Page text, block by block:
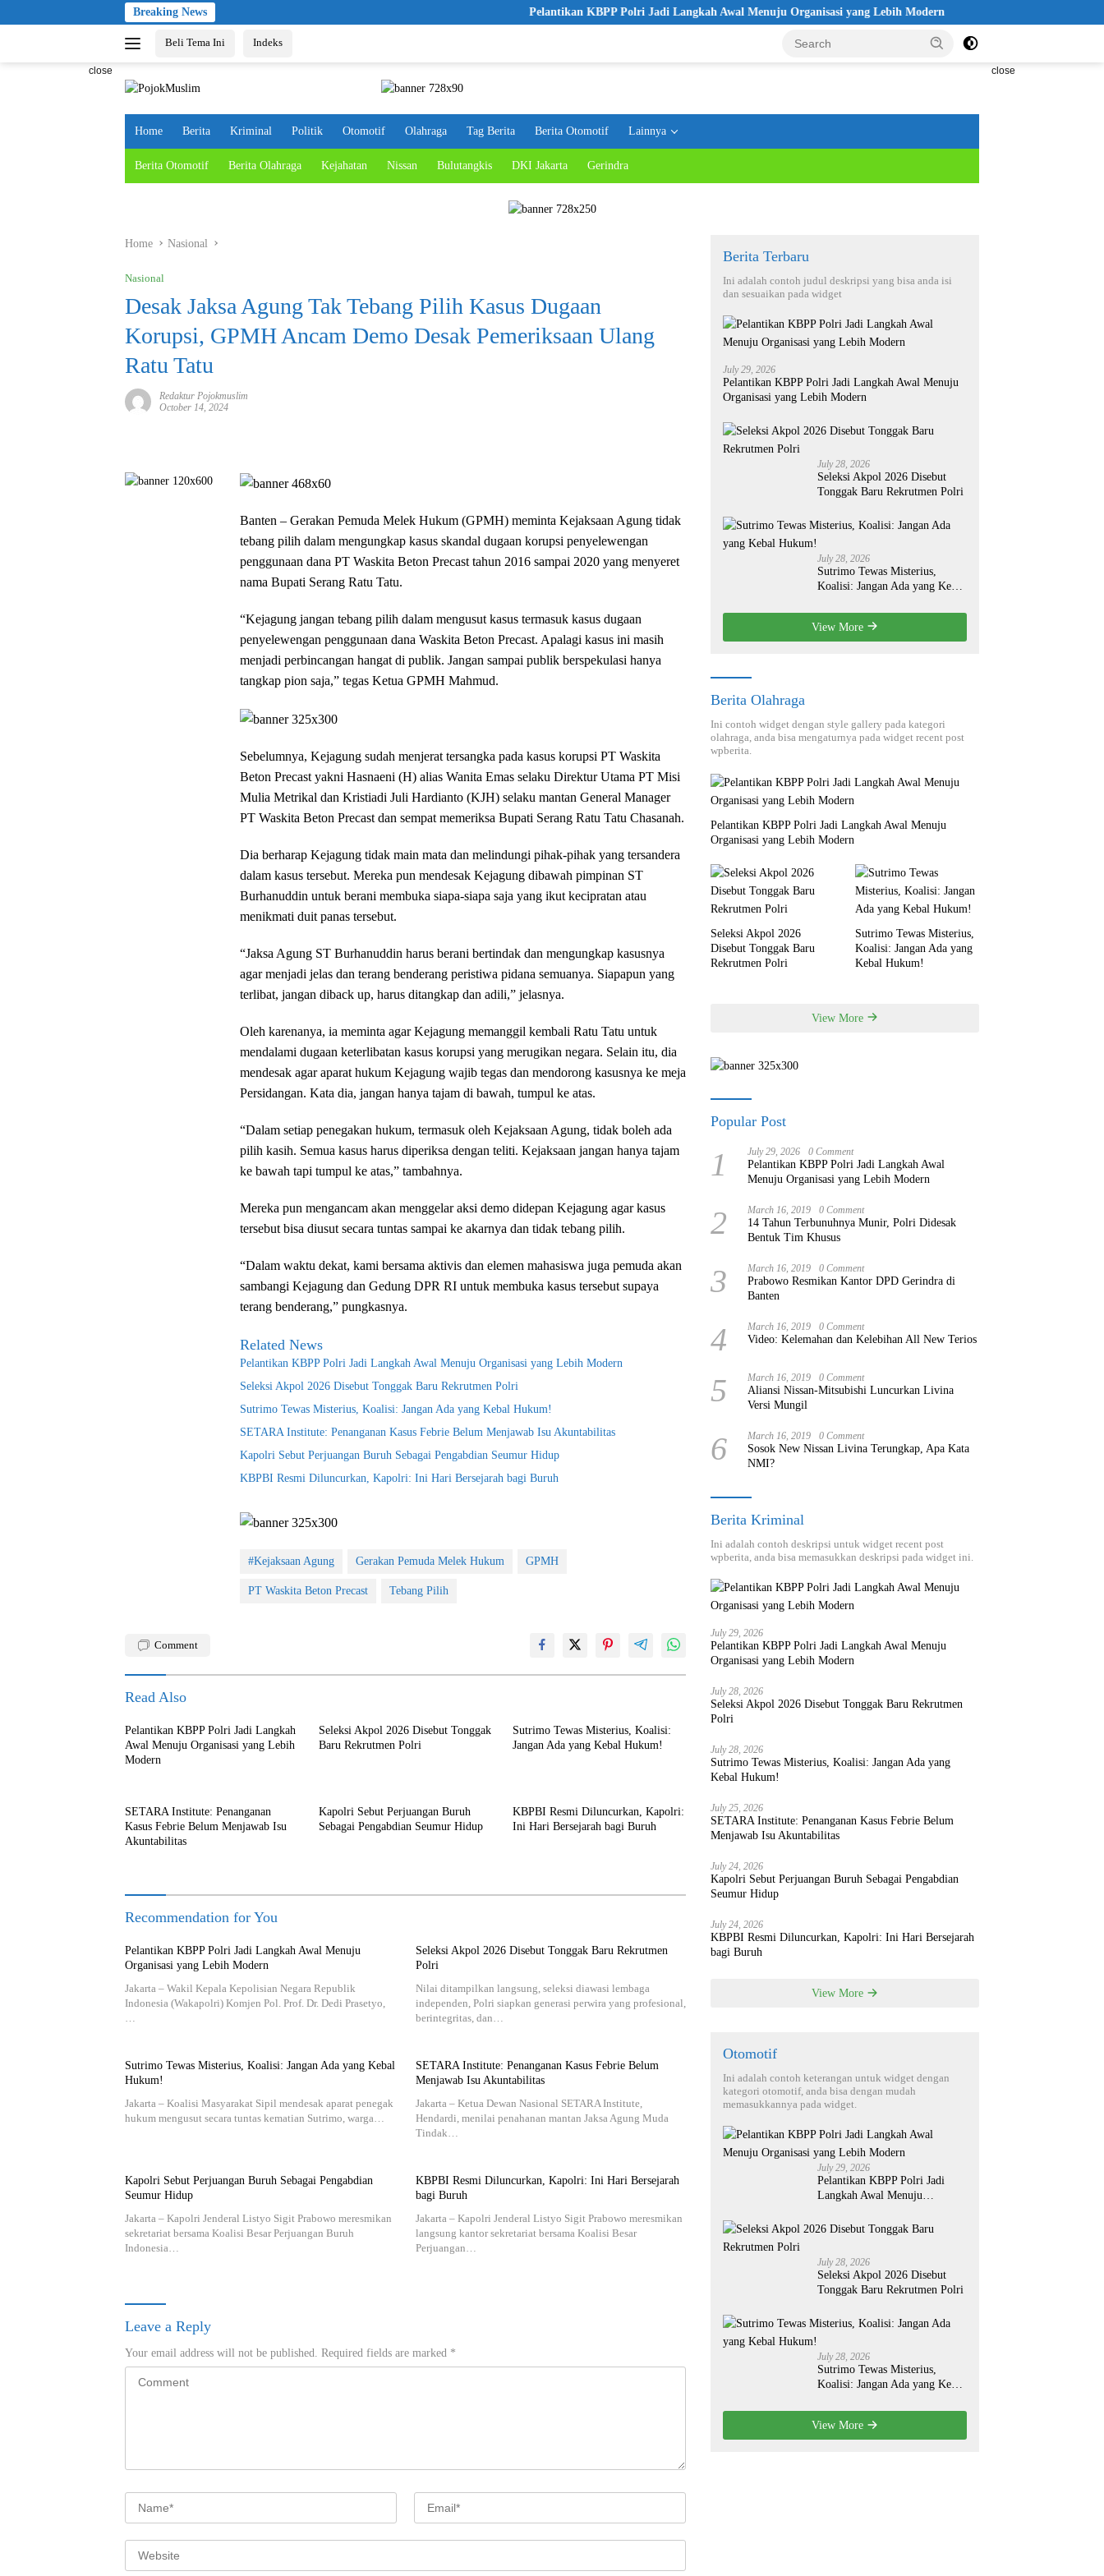
to
Breaking News Pelantikan KBPP Polri Jadi Langkah Awal Menuju Organisasi yang Lebih Modern
Beli Tema Ini Indeks
close close
Home Berita Kriminal Politik Otomotif Olahraga Tag Berita Berita Otomotif Lainnya
Berita Otomotif Berita Olahraga Kejahatan Nissan Bulutangkis DKI Jakarta Gerindra
Home Nasional
Nasional
Desak Jaksa Agung Tak Tebang Pilih Kasus Dugaan
Korupsi, GPMH Ancam Demo Desak Pemeriksaan Ulang
Ratu Tatu
Redaktur Pojokmuslim
October 14, 2024
Banten – Gerakan Pemuda Melek Hukum (GPMH) meminta Kejaksaan Agung tidak
tebang pilih dalam mengungkap kasus skandal dugaan korupsi penyelewengan
penggunaan dana PT Waskita Beton Precast tahun 2016 sampai 2020 yang menyeret
nama Bupati Serang Ratu Tatu.
“Kejagung jangan tebang pilih dalam mengusut kasus termasuk kasus dugaan
penyelewengan penggunaan dana Waskita Beton Precast. Apalagi kasus ini masih
menjadi perbincangan hangat di publik. Jangan sampai publik berspekulasi hanya
tangkap pion saja,” tegas Ketua GPMH Mahmud.
Sebelumnya, Kejagung sudah menjerat tersangka pada kasus korupsi PT Waskita
Beton Precast yakni Hasnaeni (H) alias Wanita Emas selaku Direktur Utama PT Misi
Mulia Metrikal dan Kristiadi Juli Hardianto (KJH) selaku mantan General Manager
PT Waskita Beton Precast dan sempat memeriksa Bupati Serang Ratu Tatu Chasanah.
Dia berharap Kejagung tidak main mata dan melindungi pihak-pihak yang tersandera
dalam kasus tersebut. Mereka pun mendesak Kejagung dibawah pimpinan ST
Burhanuddin untuk berani membuka siapa-siapa saja yang ikut kecipratan atau
menikmati duit panas tersebut.
“Jaksa Agung ST Burhanuddin harus berani bertindak dan mengungkap kasusnya
agar menjadi jelas dan terang benderang peristiwa pidana semuanya. Siapapun yang
terlibat, jangan diback up, harus ditangkap dan adili,” jelasnya.
Oleh karenanya, ia meminta agar Kejagung memanggil kembali Ratu Tatu untuk
mendalami dugaan keterlibatan kasus korupsi yang merugikan negara. Selain itu, dia
mendesak agar aparat hukum Kejagung wajib tegas dan mendorong kasusnya ke meja
Persidangan. Kata dia, jangan hanya tajam di bawah, tumpul ke atas.
“Dalam setiap penegakan hukum, termasuk oleh Kejaksaan Agung, tidak boleh ada
pilih kasih. Semua kasus harus diperiksa dengan teliti. Kejaksaan jangan hanya tajam
ke bawah tapi tumpul ke atas,” tambahnya.
Mereka pun mengancam akan menggelar aksi demo didepan Kejagung agar kasus
tersebut bisa diusut secara tuntas sampai ke akarnya dan tidak tebang pilih.
“Dalam waktu dekat, kami bersama aktivis dan elemen mahasiswa juga pemuda akan
sambangi Kejagung dan Gedung DPR RI untuk membuka kasus tersebut supaya
terang benderang,” pungkasnya.
Related News
Pelantikan KBPP Polri Jadi Langkah Awal Menuju Organisasi yang Lebih Modern
Seleksi Akpol 2026 Disebut Tonggak Baru Rekrutmen Polri
Sutrimo Tewas Misterius, Koalisi: Jangan Ada yang Kebal Hukum!
SETARA Institute: Penanganan Kasus Febrie Belum Menjawab Isu Akuntabilitas
Kapolri Sebut Perjuangan Buruh Sebagai Pengabdian Seumur Hidup
KBPBI Resmi Diluncurkan, Kapolri: Ini Hari Bersejarah bagi Buruh
#Kejaksaan Agung Gerakan Pemuda Melek Hukum GPMH
PT Waskita Beton Precast Tebang Pilih
Comment
Read Also
Pelantikan KBPP Polri Jadi Langkah
Awal Menuju Organisasi yang Lebih
Modern
Seleksi Akpol 2026 Disebut Tonggak
Baru Rekrutmen Polri
Sutrimo Tewas Misterius, Koalisi:
Jangan Ada yang Kebal Hukum!
SETARA Institute: Penanganan
Kasus Febrie Belum Menjawab Isu
Akuntabilitas
Kapolri Sebut Perjuangan Buruh
Sebagai Pengabdian Seumur Hidup
KBPBI Resmi Diluncurkan, Kapolri:
Ini Hari Bersejarah bagi Buruh
Recommendation for You
Pelantikan KBPP Polri Jadi Langkah Awal Menuju
Organisasi yang Lebih Modern
Jakarta – Wakil Kepala Kepolisian Negara Republik
Indonesia (Wakapolri) Komjen Pol. Prof. Dr. Dedi Prasetyo,
…
Seleksi Akpol 2026 Disebut Tonggak Baru Rekrutmen
Polri
Nilai ditampilkan langsung, seleksi diawasi lembaga
independen, Polri siapkan generasi perwira yang profesional,
berintegritas, dan…
Sutrimo Tewas Misterius, Koalisi: Jangan Ada yang Kebal
Hukum!
Jakarta – Koalisi Masyarakat Sipil mendesak aparat penegak
hukum mengusut secara tuntas kematian Sutrimo, warga…
SETARA Institute: Penanganan Kasus Febrie Belum
Menjawab Isu Akuntabilitas
Jakarta – Ketua Dewan Nasional SETARA Institute,
Hendardi, menilai penahanan mantan Jaksa Agung Muda
Tindak…
Kapolri Sebut Perjuangan Buruh Sebagai Pengabdian
Seumur Hidup
Jakarta – Kapolri Jenderal Listyo Sigit Prabowo meresmikan
sekretariat bersama Koalisi Besar Perjuangan Buruh
Indonesia…
KBPBI Resmi Diluncurkan, Kapolri: Ini Hari Bersejarah
bagi Buruh
Jakarta – Kapolri Jenderal Listyo Sigit Prabowo meresmikan
langsung kantor sekretariat bersama Koalisi Besar
Perjuangan…
Leave a Reply
Your email address will not be published. Required fields are marked *
Berita Terbaru
Ini adalah contoh judul deskripsi yang bisa anda isi
dan sesuaikan pada widget
July 29, 2026
Pelantikan KBPP Polri Jadi Langkah Awal Menuju
Organisasi yang Lebih Modern
July 28, 2026
Seleksi Akpol 2026 Disebut
Tonggak Baru Rekrutmen Polri
July 28, 2026
Sutrimo Tewas Misterius,
Koalisi: Jangan Ada yang Kebal
View More
Berita Olahraga
Ini contoh widget dengan style gallery pada kategori
olahraga, anda bisa mengaturnya pada widget recent post
wpberita.
Pelantikan KBPP Polri Jadi Langkah Awal Menuju
Organisasi yang Lebih Modern
Seleksi Akpol 2026
Disebut Tonggak Baru
Rekrutmen Polri
Sutrimo Tewas Misterius,
Koalisi: Jangan Ada yang
Kebal Hukum!
View More
Popular Post
1 July 29, 2026 0 Comment
Pelantikan KBPP Polri Jadi Langkah Awal
Menuju Organisasi yang Lebih Modern
2 March 16, 2019 0 Comment
14 Tahun Terbunuhnya Munir, Polri Didesak
Bentuk Tim Khusus
3 March 16, 2019 0 Comment
Prabowo Resmikan Kantor DPD Gerindra di
Banten
4 March 16, 2019 0 Comment
Video: Kelemahan dan Kelebihan All New Terios
5 March 16, 2019 0 Comment
Aliansi Nissan-Mitsubishi Luncurkan Livina
Versi Mungil
6 March 16, 2019 0 Comment
Sosok New Nissan Livina Terungkap, Apa Kata
NMI?
Berita Kriminal
Ini adalah contoh deskripsi untuk widget recent post
wpberita, anda bisa memasukkan deskripsi pada widget ini.
July 29, 2026
Pelantikan KBPP Polri Jadi Langkah Awal Menuju
Organisasi yang Lebih Modern
July 28, 2026
Seleksi Akpol 2026 Disebut Tonggak Baru Rekrutmen
Polri
July 28, 2026
Sutrimo Tewas Misterius, Koalisi: Jangan Ada yang
Kebal Hukum!
July 25, 2026
SETARA Institute: Penanganan Kasus Febrie Belum
Menjawab Isu Akuntabilitas
July 24, 2026
Kapolri Sebut Perjuangan Buruh Sebagai Pengabdian
Seumur Hidup
July 24, 2026
KBPBI Resmi Diluncurkan, Kapolri: Ini Hari Bersejarah
bagi Buruh
View More
Otomotif
Ini adalah contoh keterangan untuk widget dengan
kategori otomotif, anda bisa dengan mudah
memasukkannya pada widget.
July 29, 2026
Pelantikan KBPP Polri Jadi
Langkah Awal Menuju
July 28, 2026
Seleksi Akpol 2026 Disebut
Tonggak Baru Rekrutmen Polri
July 28, 2026
Sutrimo Tewas Misterius,
Koalisi: Jangan Ada yang Kebal
View More